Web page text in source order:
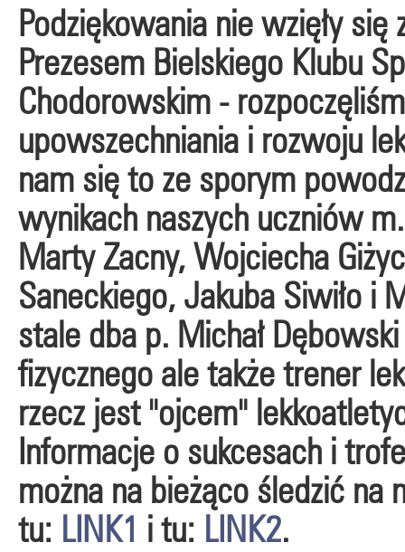
Podziękowania nie wzięły
Prezesem Bielskiego Klubu
Chodorowskim -
upowszechniania i rozwoju
nam się to ze sporym
wynikach naszych uczniów
Marty Zacny, Wojciecha
Saneckiego, Jakuba Siwiło i
stale dba p. Michał
fizycznego ale także trener
rzecz jest "ojcem"
Informacje o sukcesach i
można na bieżąco śledzić na
tu: LINK1 i tu: LINK2.